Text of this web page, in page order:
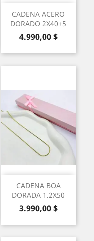
CADENA ACERO
DORADO 2X40+5
Precio
4.990,00 $
CADENA BOA
DORADA 1.2X50
Precio
3.990,00 $